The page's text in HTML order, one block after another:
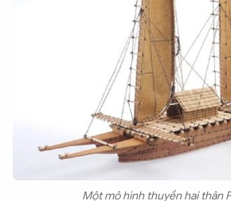
Một mô hình thuyền hai thân